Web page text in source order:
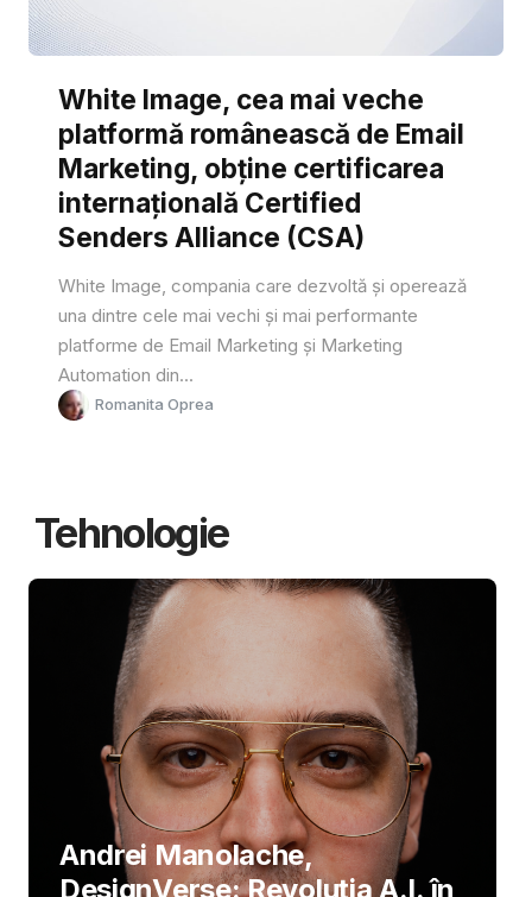
White Image, cea mai veche
platformă românească de Email
Marketing, obține certificarea
internațională Certified
Senders Alliance (CSA)
White Image, compania care dezvoltă și operează
una dintre cele mai vechi și mai performante
platforme de Email Marketing și Marketing
Automation din...
Romanita Oprea
Tehnologie
Andrei Manolache,
DesignVerse: Revoluția A.I. în